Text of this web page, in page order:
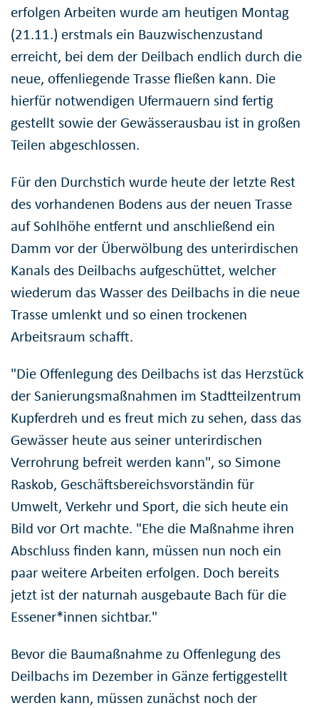
erfolgen Arbeiten wurde am heutigen Montag
(21.11.) erstmals ein Bauzwischenzustand
erreicht, bei dem der Deilbach endlich durch die
neue, offenliegende Trasse fließen kann. Die
hierfür notwendigen Ufermauern sind fertig
gestellt sowie der Gewässerausbau ist in großen
Teilen abgeschlossen.
Für den Durchstich wurde heute der letzte Rest
des vorhandenen Bodens aus der neuen Trasse
auf Sohlhöhe entfernt und anschließend ein
Damm vor der Überwölbung des unterirdischen
Kanals des Deilbachs aufgeschüttet, welcher
wiederum das Wasser des Deilbachs in die neue
Trasse umlenkt und so einen trockenen
Arbeitsraum schafft.
"Die Offenlegung des Deilbachs ist das Herzstück
der Sanierungsmaßnahmen im Stadtteilzentrum
Kupferdreh und es freut mich zu sehen, dass das
Gewässer heute aus seiner unterirdischen
Verrohrung befreit werden kann", so Simone
Raskob, Geschäftsbereichsvorständin für
Umwelt, Verkehr und Sport, die sich heute ein
Bild vor Ort machte. "Ehe die Maßnahme ihren
Abschluss finden kann, müssen nun noch ein
paar weitere Arbeiten erfolgen. Doch bereits
jetzt ist der naturnah ausgebaute Bach für die
Essener*innen sichtbar."
Bevor die Baumaßnahme zu Offenlegung des
Deilbachs im Dezember in Gänze fertiggestellt
werden kann, müssen zunächst noch der